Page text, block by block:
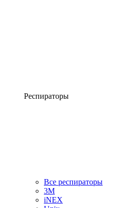
Респираторы
Все респираторы
3М
iNEX